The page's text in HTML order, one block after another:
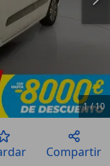
1/10
Compartir